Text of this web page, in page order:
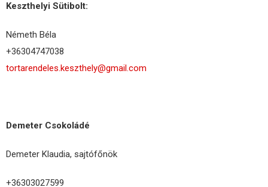
Keszthelyi Sütibolt:
Németh Béla
+36304747038
tortarendeles.keszthely@gmail.com
Demeter Csokoládé
Demeter Klaudia, sajtófőnök
+36303027599